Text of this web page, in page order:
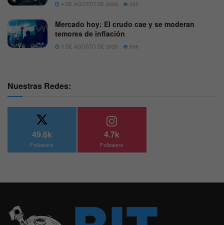
4 DE AGOSTO DE 2026 565
Mercado hoy: El crudo cae y se moderan
temores de inflación
3 DE AGOSTO DE 2026 556
Nuestras Redes:
49.6k
Followers
4.7k
Followers